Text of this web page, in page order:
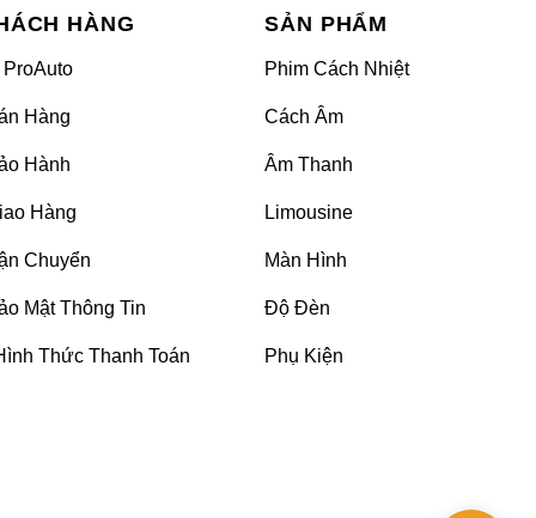
tạo nên sự độc đáo và thu hút, phá bỏ sự nhàm
Đèn được lắp đặt ở viền taplo, tapi cửa, mặt sau
biến và cung cấp ánh sáng với những màu sắc
HÀNG
Hàng
Hành
Hàng
Chuyển
Mật Thông Tin
Thức Thanh Toán
SẢN PHẨM
Phim Cách Nhiệt
Cách Âm
Âm Thanh
Limousine
Màn Hình
Độ Đèn
Phụ Kiện